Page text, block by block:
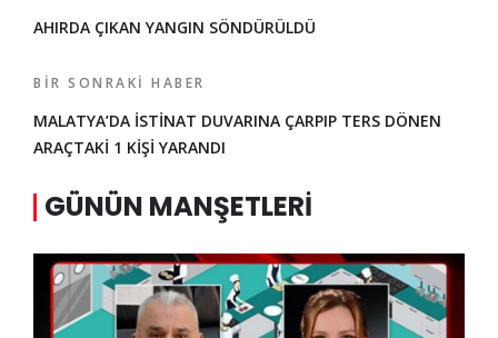
AHIRDA ÇIKAN YANGIN SÖNDÜRÜLDÜ
BIR SONRAKI HABER
MALATYA’DA İSTİNAT DUVARINA ÇARPIP TERS DÖNEN
ARAÇTAKİ 1 KİŞİ YARANDI
GÜNÜN MANŞETLERI